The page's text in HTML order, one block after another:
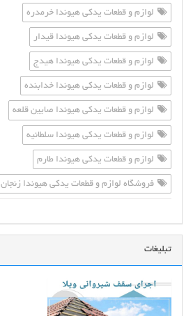
لوازم و قطعات یدکی هیوندا خرمدره
لوازم و قطعات یدکی هیوندا قیدار
لوازم و قطعات یدکی هیوندا هیدج
لوازم و قطعات یدکی هیوندا خدابنده
لوازم و قطعات یدکی هیوندا صایین قلعه
لوازم و قطعات یدکی هیوندا سلطانیه
لوازم و قطعات یدکی هیوندا طارم
فروشگاه لوازم و قطعات یدکی هیوندا زنجان
تبلیغات